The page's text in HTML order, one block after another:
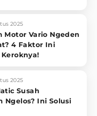
2025
Motor Vario Ngeden
4 Faktor Ini
2025
Susah
Ngelos? Ini Solusi